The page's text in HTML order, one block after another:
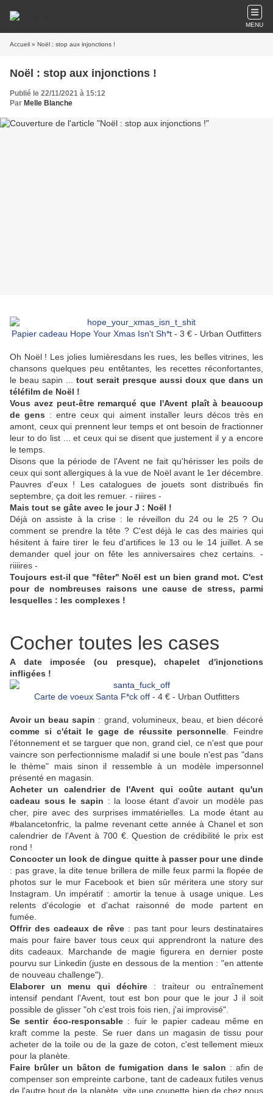
MENU
Accueil » Noël : stop aux injonctions !
Noël : stop aux injonctions !
Publié le 22/11/2021 à 15:12
Par Melle Blanche
Papier cadeau Hope Your Xmas Isn't Sh*t - 3 € - Urban Outfitters
Oh Noël ! Les jolies lumièresdans les rues, les belles vitrines, les
chansons quelques peu entêtantes, les recettes réconfortantes,
le beau sapin ... tout serait presque aussi doux que dans un
téléfilm de Noël !
Vous avez peut-être remarqué que l'Avent plaît à beaucoup
de gens : entre ceux qui aiment installer leurs décos très en
amont, ceux qui prennent leur temps et ont besoin de fractionner
leur to do list ... et ceux qui se disent que justement il y a encore
le temps.
Disons que la période de l'Avent ne fait qu'hérisser les poils de
ceux qui sont allergiques à la vue de Noël avant le 1er décembre.
Pauvres d'eux ! Les catalogues de jouets sont distribués fin
septembre, ça doit les remuer. - riiires -
Mais tout se gâte avec le jour J : Noël !
Déjà on assiste à la crise : le réveillon du 24 ou le 25 ? Ou
comment se prendre la tête ? C'est déjà le cas des mairies qui
hésitent à faire tirer le feu d'artifices le 13 ou le 14 juillet. A se
demander quel jour on fête les anniversaires chez certains. -
riiiires -
Toujours est-il que "fêter" Noël est un bien grand mot. C'est
pour de nombreuses raisons une cause de stress, parmi
lesquelles : les complexes !
Cocher toutes les cases
A date imposée (ou presque), chapelet d'injonctions
infligées !
Carte de voeux Santa F*ck off- 4 € - Urban Outfitters
Avoir un beau sapin : grand, volumineux, beau, et bien décoré
comme si c'était le gage de réussite personnelle . Feindre
l'étonnement et se targuer que non, grand ciel, ce n'est que pour
vaincre son perfectionnisme maladif si une boule n'est pas "dans
le thème" mais sinon il ressemble à un modèle impersonnel
présenté en magasin.
Acheter un calendrier de l'Avent qui coûte autant qu'un
cadeau sous le sapin : la loose étant d'avoir un modèle pas
cher, pire avec des surprises immatérielles. La mode étant au
#balancetonfric, la palme revenant cette année à Chanel et son
calendrier de l'Avent à 700 €. Question de crédibilité le prix est
rond !
Concocter un look de dingue quitte à passer pour une dinde
: pas grave, la dite tenue brillera de mille feux parmi la flopée de
photos sur le mur Facebook et bien sûr méritera une story sur
Instagram. Un impératif : amortir la tenue à usage unique. Les
relents d'écologie et d'achat raisonné de mode partent en
fumée.
Offrir des cadeaux de rêve : pas tant pour leurs destinataires
mais pour faire baver tous ceux qui apprendront la nature des
dits cadeaux. Marchande de magie figurera en dernier poste
pourvu sur Linkedin (juste en dessous de la mention : "en attente
de nouveau challenge").
Elaborer un menu qui déchire : traiteur ou entraînement
intensif pendant l'Avent, tout est bon pour que le jour J il soit
possible de glisser "oh c'est trois fois rien, j'ai improvisé".
Se sentir éco-responsable: fuir le papier cadeau même en
kraft comme la peste. Se ruer dans un magasin de tissu pour
acheter de la toile ou de la gaze de coton, c'est tellement mieux
pour la planète.
Faire brûler un bâton de fumigation dans le salon : afin de
compenser son empreinte carbone, tant de cadeaux futiles venus
de l'autre bout de la planète, vite une coupette bien de chez nous